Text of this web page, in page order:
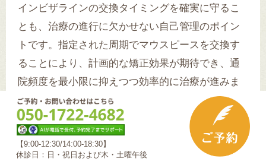
インビザラインの交換タイミングを確実に守るこ
とも、治療の進行に欠かせない自己管理のポイン
トです。指定された周期でマウスピースを交換す
ることにより、計画的な矯正効果が期待でき、通
院頻度を最小限に抑えつつ効率的に治療が進みま
す。交換を忘れないようにするためにも、交換日
をカレンダーにメモしたり、スマートフォンのア
ラーム機能を活用するなどして、交換スケジュー
ルを遵守することが大切です。
【9:00-12:30/14:00-18:30】
休診日：日・祝日および木・土曜午後